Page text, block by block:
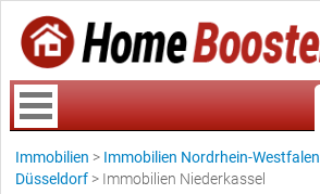
Immobilien > Immobilien Nordrhein-Westfalen
Düsseldorf > Immobilien Niederkassel